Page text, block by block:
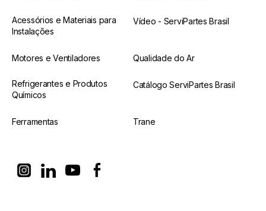
Acessórios e Materiais para
Instalações
Vídeo - ServiPartes Brasil
Motores e Ventiladores Qualidade do Ar
Refrigerantes e Produtos
Químicos
Catálogo ServiPartes Brasil
Ferramentas Trane